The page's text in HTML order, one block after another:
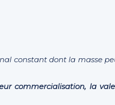
constant dont la masse
commercialisation, la